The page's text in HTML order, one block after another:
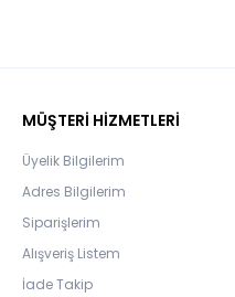
MÜŞTERİ HİZMETLERİ
Üyelik Bilgilerim
Adres Bilgilerim
Siparişlerim
Alışveriş Listem
İade Takip